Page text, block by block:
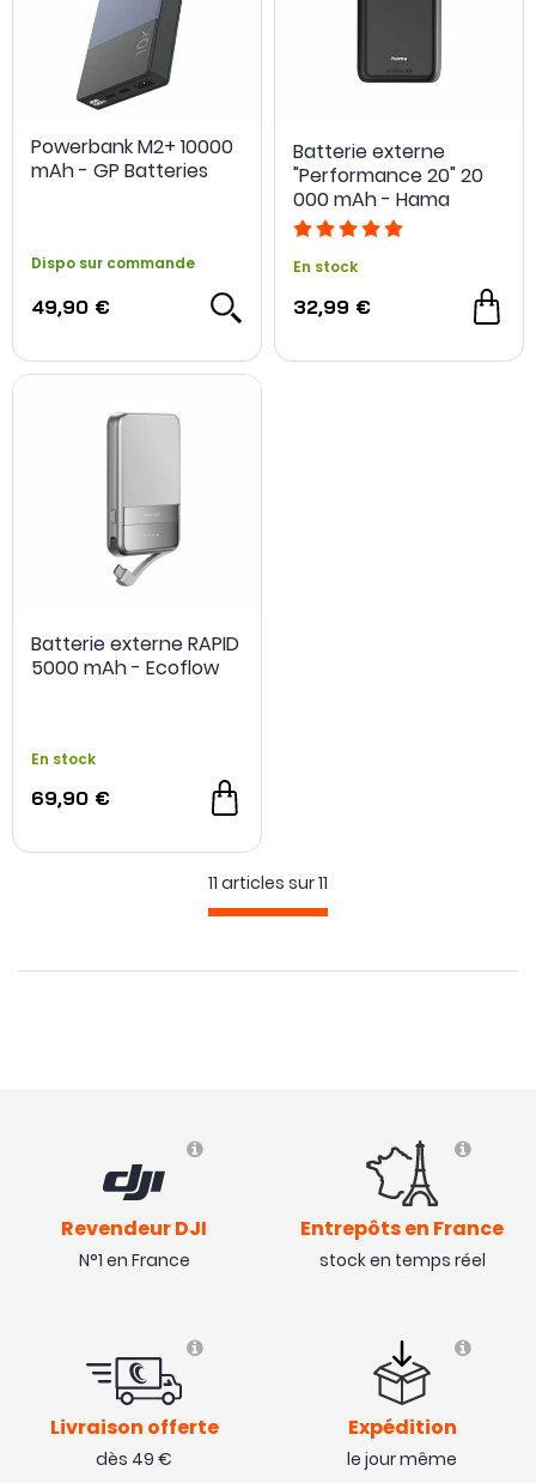
Powerbank M2+ 10000
mAh - GP Batteries
Dispo sur commande
49,90 €
Batterie externe
"Performance 20" 20
000 mAh - Hama
En stock
32,99 €
Batterie externe RAPID
5000 mAh - Ecoflow
En stock
69,90 €
11 articles sur11
Revendeur DJI
N°1 en France
Entrepôts en France
stock en temps réel
Livraison offerte
dès 49 €
Expédition
le jour même